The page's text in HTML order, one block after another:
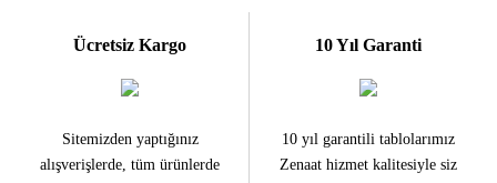
Ücretsiz Kargo
Sitemizden yaptığınız
alışverişlerde, tüm ürünlerde
10 Yıl Garanti
10 yıl garantili tablolarımız
Zenaat hizmet kalitesiyle siz